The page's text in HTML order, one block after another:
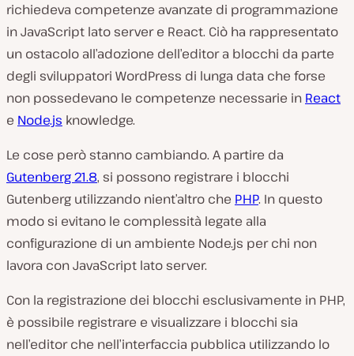
richiedeva competenze avanzate di programmazione
in JavaScript lato server e React. Ciò ha rappresentato
un ostacolo all’adozione dell’editor a blocchi da parte
degli sviluppatori WordPress di lunga data che forse
non possedevano le competenze necessarie in React
e Node.js knowledge.
Le cose però stanno cambiando. A partire da
Gutenberg 21.8, si possono registrare i blocchi
Gutenberg utilizzando nient’altro che PHP. In questo
modo si evitano le complessità legate alla
configurazione di un ambiente Node.js per chi non
lavora con JavaScript lato server.
Con la registrazione dei blocchi esclusivamente in PHP,
è possibile registrare e visualizzare i blocchi sia
nell’editor che nell’interfaccia pubblica utilizzando lo